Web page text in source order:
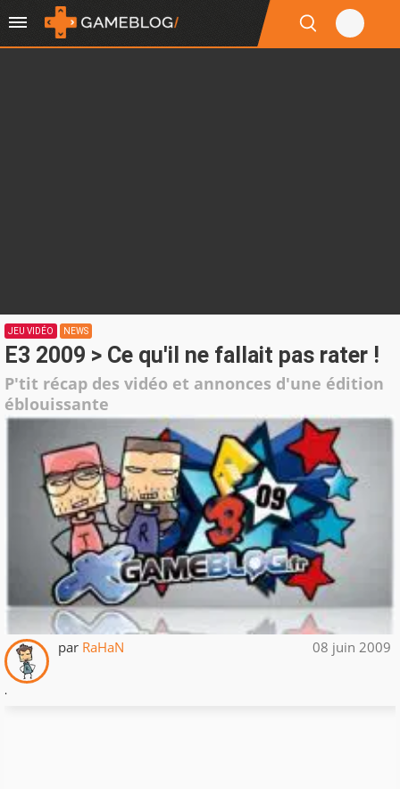
JEU VIDÉO NEWS
E3 2009 > Ce qu'il ne fallait pas rater !
P'tit récap des vidéo et annonces d'une édition
éblouissante
par RaHaN 08 juin 2009
.